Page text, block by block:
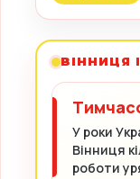
ВІННИЦЯ
У роки
Вінниця
роботи